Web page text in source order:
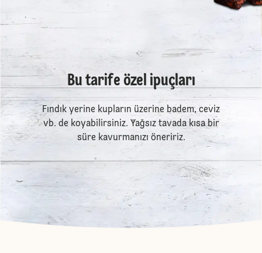
Bu tarife özel ipuçları
Fındık yerine kupların üzerine badem, ceviz
vb. de koyabilirsiniz. Yağsız tavada kısa bir
süre kavurmanızı öneririz.